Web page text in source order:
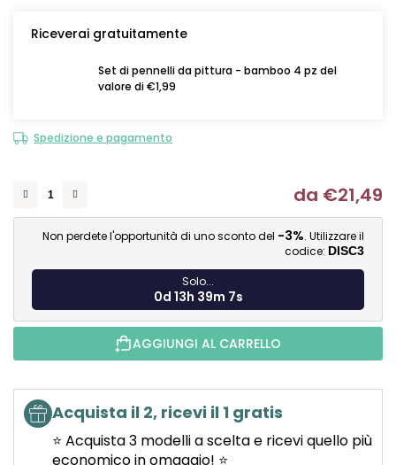
Riceverai gratuitamente
Set di pennelli da pittura - bamboo 4 pz del
valore di €1,99
Spedizione e pagamento
da €21,49
Non perdete l'opportunità di uno sconto del -3%. Utilizzare il
codice: DISC3
Solo...
0d 13h 39m 7s
AGGIUNGI AL CARRELLO
Acquista il 2, ricevi il 1 gratis
⭐ Acquista 3 modelli a scelta e ricevi quello più
economico in omaggio! ⭐